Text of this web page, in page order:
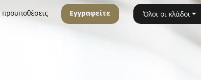
Εγγραφείτε Όλοι οι κλάδοι